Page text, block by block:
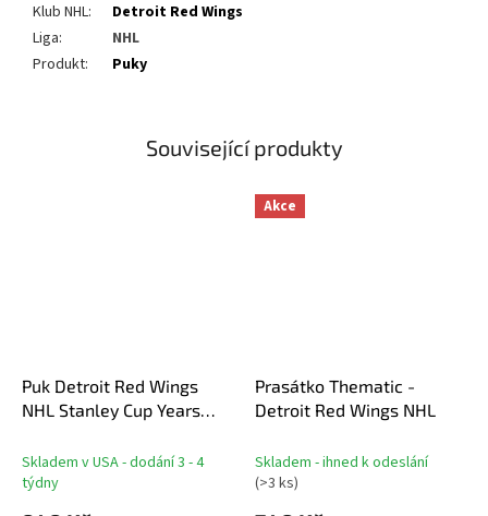
Související produkty
Puk Detroit Red Wings
NHL Stanley Cup Years
Skladem v USA - dodání 3 - 4
týdny
Akce
Prasátko Thematic -
Detroit Red Wings NHL
Skladem - ihned k odeslání
(>3 ks)
Klub NHL:
Detroit Red Wings
Liga:
NHL
Produkt: Puky